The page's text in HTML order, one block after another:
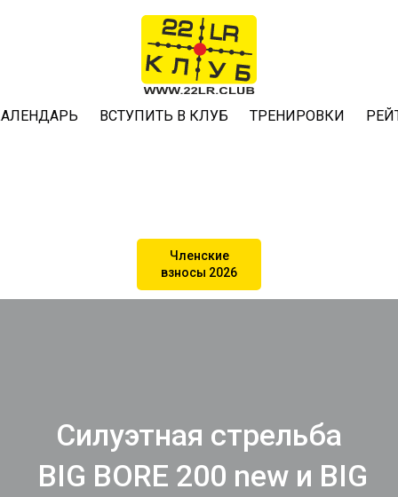
ВСТУПИТЬ В КЛУБ ТРЕНИРОВКИ
Членские
взносы 2026
Силуэтная стрельба
BIG BORE 200 new и BIG